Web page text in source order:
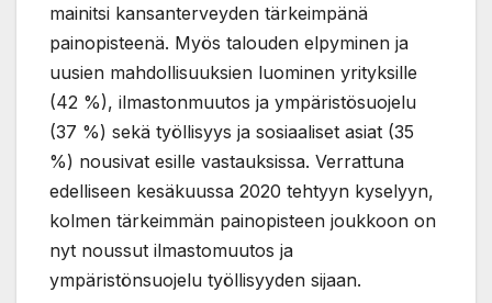
mainitsi kansanterveyden tärkeimpänä
painopisteenä. Myös talouden elpyminen ja
uusien mahdollisuuksien luominen yrityksille
(42 %), ilmastonmuutos ja ympäristösuojelu
(37 %) sekä työllisyys ja sosiaaliset asiat (35
%) nousivat esille vastauksissa. Verrattuna
edelliseen kesäkuussa 2020 tehtyyn kyselyyn,
kolmen tärkeimmän painopisteen joukkoon on
nyt noussut ilmastomuutos ja
ympäristönsuojelu työllisyyden sijaan.